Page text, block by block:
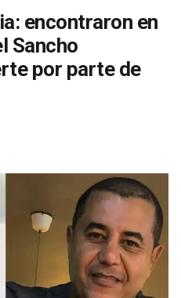
encontraron en
Sancho
por parte de